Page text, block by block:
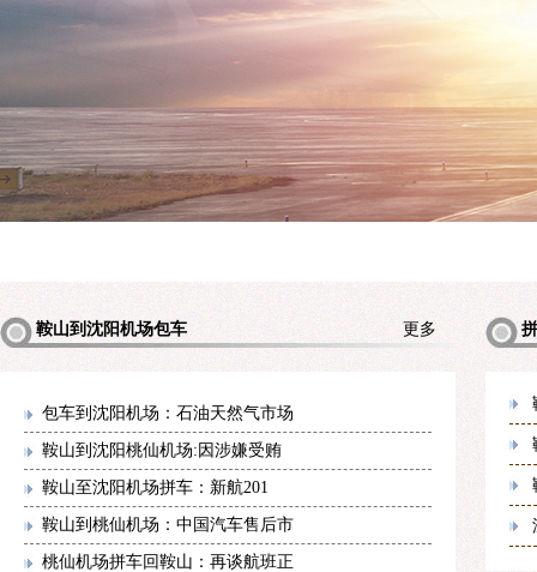
更多
鞍山到沈阳机场包车
包车到沈阳机场：石油天然气市场
鞍山到沈阳桃仙机场:因涉嫌受贿
鞍山至沈阳机场拼车：新航201
鞍山到桃仙机场：中国汽车售后市
桃仙机场拼车回鞍山：再谈航班正